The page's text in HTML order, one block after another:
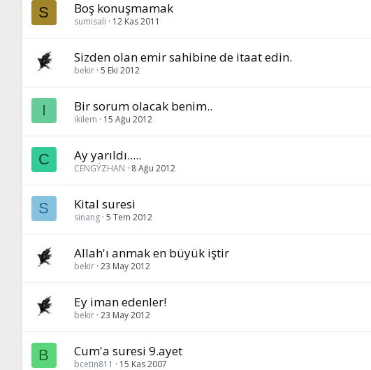
S Boş konuşmamak
sumisali 12 Kas 2011
Sizden olan emir sahibine de itaat edin.
bekir 5 Eki 2012
I Bir sorum olacak benim..
ikilem 15 Ağu 2012
C Ay yarıldı.....
CENGÝZHAN 8 Ağu 2012
S Kital suresi
sinang 5 Tem 2012
Allah'ı anmak en büyük iştir
bekir 23 May 2012
Ey iman edenler!
bekir 23 May 2012
B Cum'a suresi 9.ayet
bcetin811 15 Kas 2007